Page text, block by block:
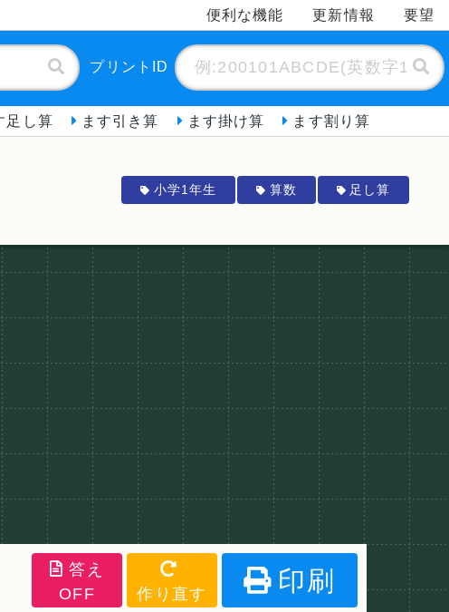
便利な機能 更新情報 要望
プリントID
足し算 ます引き算 ます掛け算 ます割り算
小学1年生 算数 足し算
答え
OFF
作り直す 印刷